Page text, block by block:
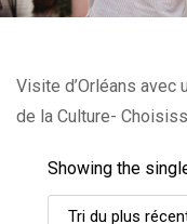
Visite d’Orléans
de la Culture-
Showing the